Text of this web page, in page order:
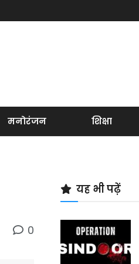
मनोरंजन शिक्षा
0
यह भी पढ़ें